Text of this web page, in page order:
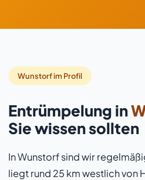
Wunstorf im Profil
Entrümpelung in
Sie wissen sollten
In Wunstorf sind wir
liegt rund 25 km westlich von